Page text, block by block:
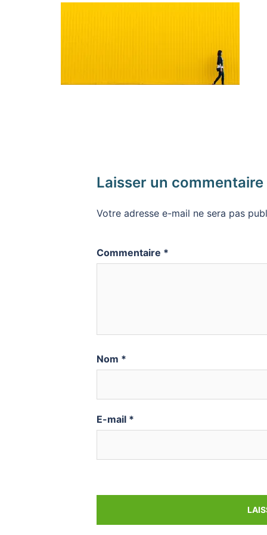
Laisser un commentaire
Votre adresse e-mail ne sera pas
Commentaire *
Nom *
E-mail *